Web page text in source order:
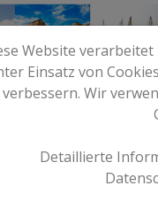
Destin
Website
Einsatz von
verbessern. Wir
Detaillierte